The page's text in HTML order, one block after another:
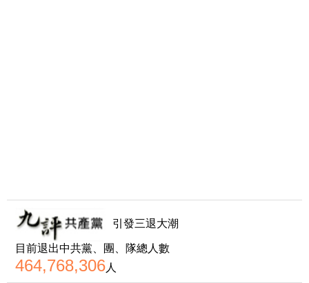
引發三退大潮
目前退出中共黨、團、隊總人數
464,768,306人